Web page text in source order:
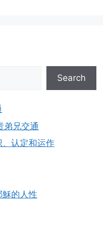
Search
弟兄交通
认定和运作
的人性